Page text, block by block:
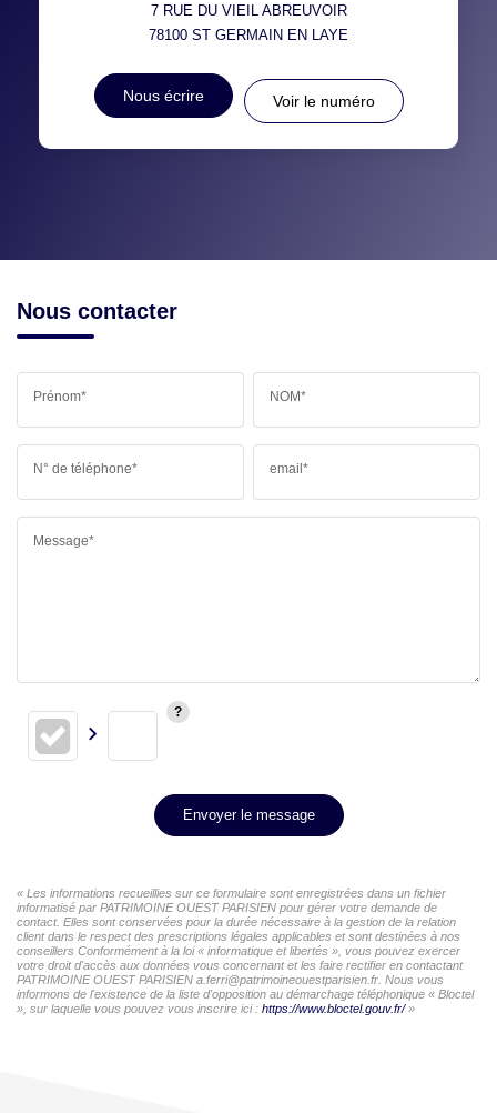
7 RUE DU VIEIL ABREUVOIR
78100 ST GERMAIN EN LAYE
Nous écrire Voir le numéro
Nous contacter
Prénom* NOM*
N° de téléphone* email*
Message*
Envoyer le message
« Les informations recueillies sur ce formulaire sont enregistrées dans un fichier
informatisé par PATRIMOINE OUEST PARISIEN pour gérer votre demande de
contact. Elles sont conservées pour la durée nécessaire à la gestion de la relation
client dans le respect des prescriptions légales applicables et sont destinées à nos
conseillers Conformément à la loi « informatique et libertés », vous pouvez exercer
votre droit d'accès aux données vous concernant et les faire rectifier en contactant
PATRIMOINE OUEST PARISIEN a.ferri@patrimoineouestparisien.fr. Nous vous
informons de l'existence de la liste d'opposition au démarchage téléphonique « Bloctel
», sur laquelle vous pouvez vous inscrire ici : https://www.bloctel.gouv.fr/»